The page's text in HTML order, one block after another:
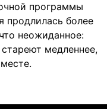
программы
продлилась более
неожиданное:
медленнее,